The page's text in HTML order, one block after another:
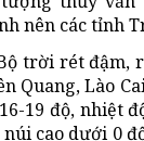
nên các tỉnh
trời rét
Quang, Lào
19 độ, nhiệt
cao dưới 0